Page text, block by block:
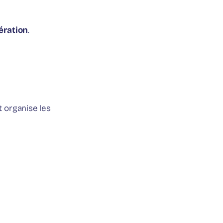
.
organise les